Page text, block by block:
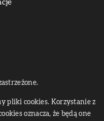
pliki cookies. Korzystanie z
oznacza, że będą one